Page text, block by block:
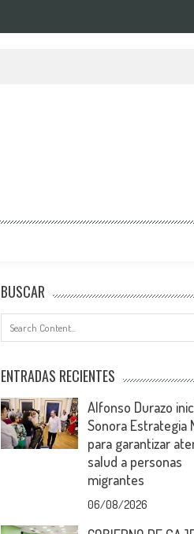
BUSCAR
ENTRADAS RECIENTES
Alfonso Durazo
Sonora Estrategia
para garantizar
salud a personas
migrantes
06/08/2026